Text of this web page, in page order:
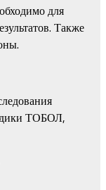
для
Также
ТОБОЛ,